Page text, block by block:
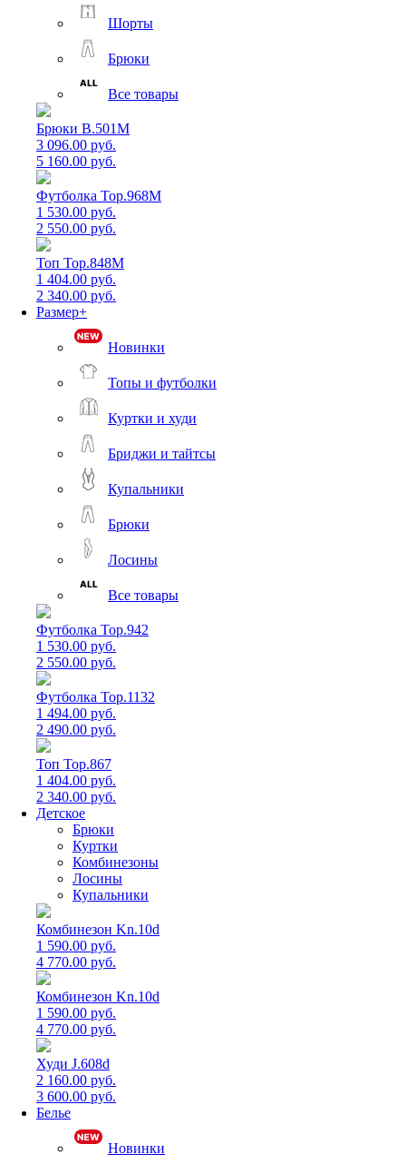
Шорты
Брюки
Все товары
Брюки B.501M
3 096.00 руб.
5 160.00 руб.
Футболка Top.968M
1 530.00 руб.
2 550.00 руб.
Топ Top.848M
1 404.00 руб.
2 340.00 руб.
Размер+
Новинки
Топы и футболки
Куртки и худи
Бриджи и тайтсы
Купальники
Брюки
Лосины
Все товары
Футболка Top.942
1 530.00 руб.
2 550.00 руб.
Футболка Top.1132
1 494.00 руб.
2 490.00 руб.
Топ Top.867
1 404.00 руб.
2 340.00 руб.
Детское
Брюки
Куртки
Комбинезоны
Лосины
Купальники
Комбинезон Kn.10d
1 590.00 руб.
4 770.00 руб.
Комбинезон Kn.10d
1 590.00 руб.
4 770.00 руб.
Худи J.608d
2 160.00 руб.
3 600.00 руб.
Белье
Новинки